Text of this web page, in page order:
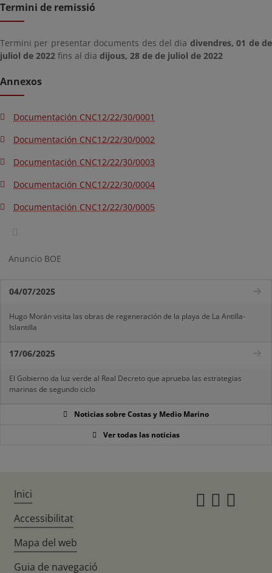
Termini de remissió
Termini per presentar documents des del dia divendres, 01 de de
juliol de 2022 fins al dia dijous, 28 de de juliol de 2022
Annexos
Documentación CNC12/22/30/0001
Documentación CNC12/22/30/0002
Documentación CNC12/22/30/0003
Documentación CNC12/22/30/0004
Documentación CNC12/22/30/0005
Anuncio BOE
04/07/2025
Hugo Morán visita las obras de regeneración de la playa de La Antilla-
Islantilla
17/06/2025
El Gobierno da luz verde al Real Decreto que aprueba las estrategias
marinas de segundo ciclo
Noticias sobre Costas y Medio Marino
Ver todas las noticias
Inici
Accessibilitat
Mapa del web
Guia de navegació